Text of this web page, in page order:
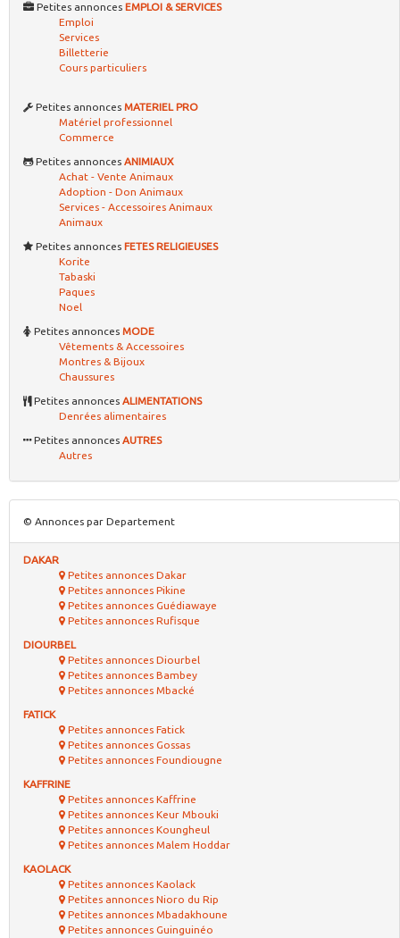
Petites annonces EMPLOI & SERVICES
Emploi
Services
Billetterie
Cours particuliers
Petites annonces MATERIEL PRO
Matériel professionnel
Commerce
Petites annonces ANIMIAUX
Achat - Vente Animaux
Adoption - Don Animaux
Services - Accessoires Animaux
Animaux
Petites annonces FETES RELIGIEUSES
Korite
Tabaski
Paques
Noel
Petites annonces MODE
Vêtements & Accessoires
Montres & Bijoux
Chaussures
Petites annonces ALIMENTATIONS
Denrées alimentaires
Petites annonces AUTRES
Autres
© Annonces par Departement
DAKAR
Petites annonces Dakar
Petites annonces Pikine
Petites annonces Guédiawaye
Petites annonces Rufisque
DIOURBEL
Petites annonces Diourbel
Petites annonces Bambey
Petites annonces Mbacké
FATICK
Petites annonces Fatick
Petites annonces Gossas
Petites annonces Foundiougne
KAFFRINE
Petites annonces Kaffrine
Petites annonces Keur Mbouki
Petites annonces Koungheul
Petites annonces Malem Hoddar
KAOLACK
Petites annonces Kaolack
Petites annonces Nioro du Rip
Petites annonces Mbadakhoune
Petites annonces Guinguinéo